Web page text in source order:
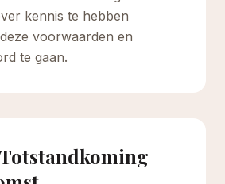
kennis te hebben
voorwaarden en
te gaan.